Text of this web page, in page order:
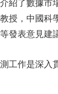
亞冬會
汽車 數智
紹了數據市
授，中國科
發表意見建
工作是深入